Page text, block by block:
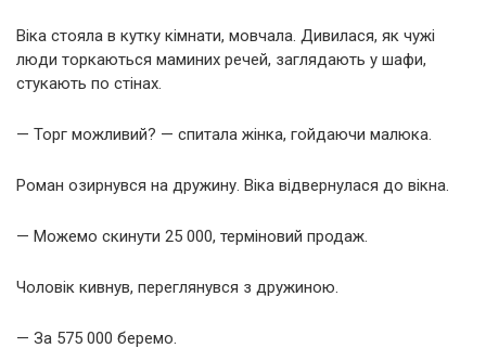
Віка стояла в кутку кімнати, мовчала. Дивилася, як чужі
люди торкаються маминих речей, заглядають у шафи,
стукають по стінах.
— Торг можливий? — спитала жінка, гойдаючи малюка.
Роман озирнувся на дружину. Віка відвернулася до вікна.
— Можемо скинути 25 000, терміновий продаж.
Чоловік кивнув, переглянувся з дружиною.
— За 575 000 беремо.